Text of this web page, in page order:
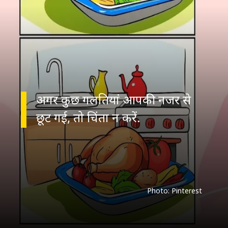
अगर कुछ गलतियां आपकी नजर से
छूट गई, तो चिंता न करें.
Photo: Pinterest